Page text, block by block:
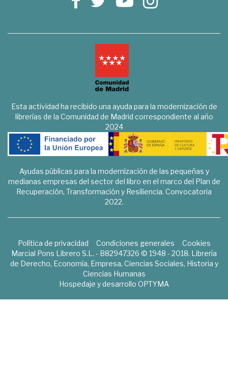
Esta actividad ha recibido una ayuda para la modernización de
librerías de la Comunidad de Madrid correspondiente al año
2024
Ayudas públicas para la modernización de las pequeñas y
medianas empresas del sector del libro en el marco del Plan de
Recuperación, Transformación y Resiliencia. Convocatoria
2022.
Política de privacidad Condiciones generales
Cookies
Marcial Pons Librero S.L. - B82947326 © 1948 - 2018. Librería
de Derecho, Economía, Empresa, Ciencias Sociales, Historia y
Ciencias Humanas
Hospedaje y desarrollo OPTYMA